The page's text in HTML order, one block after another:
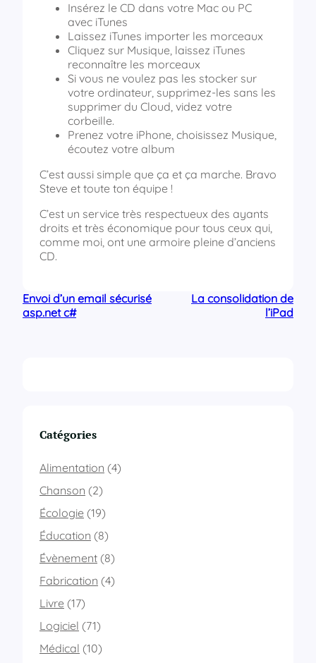
Insérez le CD dans votre Mac ou PC
avec iTunes
Laissez iTunes importer les morceaux
Cliquez sur Musique, laissez iTunes
reconnaître les morceaux
Si vous ne voulez pas les stocker sur
votre ordinateur, supprimez-les sans les
supprimer du Cloud, videz votre
corbeille.
Prenez votre iPhone, choisissez Musique,
écoutez votre album
C’est aussi simple que ça et ça marche. Bravo
Steve et toute ton équipe !
C’est un service très respectueux des ayants
droits et très économique pour tous ceux qui,
comme moi, ont une armoire pleine d’anciens
CD.
Envoi d’un email sécurisé
asp.net c#
La consolidation de
l’iPad
Catégories
Alimentation (4)
Chanson (2)
Écologie (19)
Éducation (8)
Évènement (8)
Fabrication (4)
Livre (17)
Logiciel (71)
Médical (10)